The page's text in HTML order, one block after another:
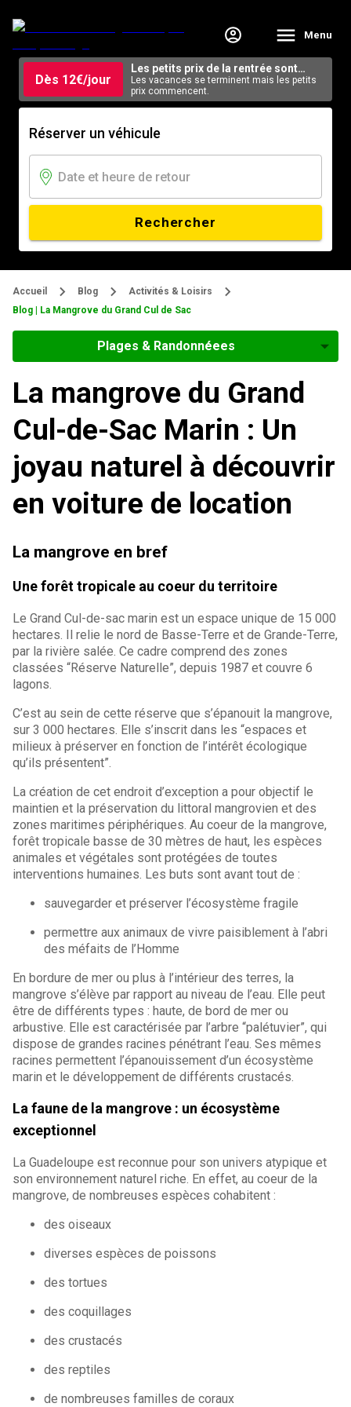
Menu
Dès 12€/jour
Les petits prix de la rentrée sont
arrivés.
Les vacances se terminent mais les petits
prix commencent.
Réserver un véhicule
Rechercher
Accueil Blog
Activités & Loisirs
Blog | La Mangrove du Grand Cul de Sac
Plages & Randonnéees
La mangrove du Grand
Cul-de-Sac Marin : Un
joyau naturel à découvrir
en voiture de location
La mangrove en bref
Une forêt tropicale au coeur du territoire
Le Grand Cul-de-sac marin est un espace unique de 15 000
hectares. Il relie le nord de Basse-Terre et de Grande-Terre,
par la rivière salée. Ce cadre comprend des zones
classées “Réserve Naturelle”, depuis 1987 et couvre 6
lagons.
C’est au sein de cette réserve que s’épanouit la mangrove,
sur 3 000 hectares. Elle s’inscrit dans les “espaces et
milieux à préserver en fonction de l’intérêt écologique
qu’ils présentent”.
La création de cet endroit d’exception a pour objectif le
maintien et la préservation du littoral mangrovien et des
zones maritimes périphériques. Au coeur de la mangrove,
forêt tropicale basse de 30 mètres de haut, les espèces
animales et végétales sont protégées de toutes
interventions humaines. Les buts sont avant tout de :
sauvegarder et préserver l’écosystème fragile
permettre aux animaux de vivre paisiblement à l’abri
des méfaits de l’Homme
En bordure de mer ou plus à l’intérieur des terres, la
mangrove s’élève par rapport au niveau de l’eau. Elle peut
être de différents types : haute, de bord de mer ou
arbustive. Elle est caractérisée par l’arbre “palétuvier”, qui
dispose de grandes racines pénétrant l’eau. Ses mêmes
racines permettent l’épanouissement d’un écosystème
marin et le développement de différents crustacés.
La faune de la mangrove : un écosystème
exceptionnel
La Guadeloupe est reconnue pour son univers atypique et
son environnement naturel riche. En effet, au coeur de la
mangrove, de nombreuses espèces cohabitent :
des oiseaux
diverses espèces de poissons
des tortues
des coquillages
des crustacés
des reptiles
de nombreuses familles de coraux